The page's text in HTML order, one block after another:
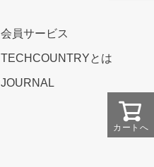
カートへ
会員サービス
TECHCOUNTRYとは
JOURNAL